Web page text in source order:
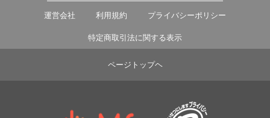
運営会社 利用規約 プライバシーポリシー
特定商取引法に関する表示
ページトップヘ